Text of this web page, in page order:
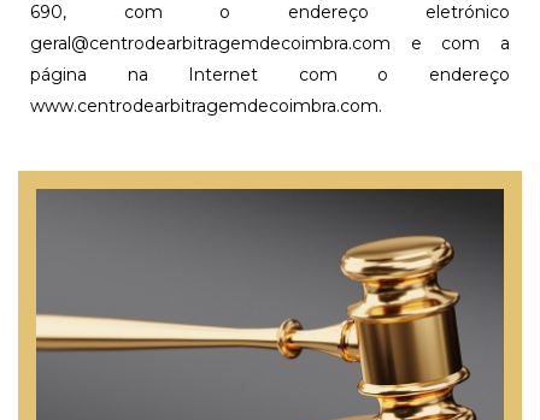
690, com o endereço eletrónico
geral@centrodearbitragemdecoimbra.com e com a
página na Internet com o endereço
www.centrodearbitragemdecoimbra.com.